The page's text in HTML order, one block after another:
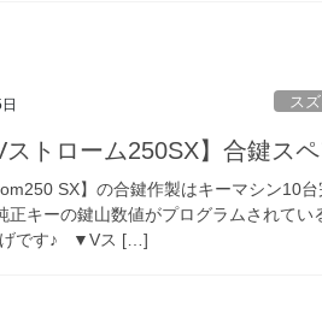
ス
ストローム250SX】合鍵ス
SX】の合鍵作製はキーマシン10
正キーの鍵山数値がプログラムされて
げです♪ ▼Vス […]